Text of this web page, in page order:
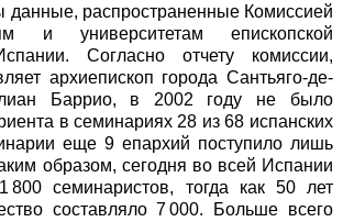
данные, распространенные Комиссией
и университетам епископской
Согласно отчету комиссии,
архиепископ города Сантьяго-де-
Баррио, в 2002 году не было
в семинариях 28 из 68 испанских
еще 9 епархий поступило лишь
образом, сегодня во всей Испании
800 семинаристов, тогда как 50 лет
составляло 7 000. Больше всего